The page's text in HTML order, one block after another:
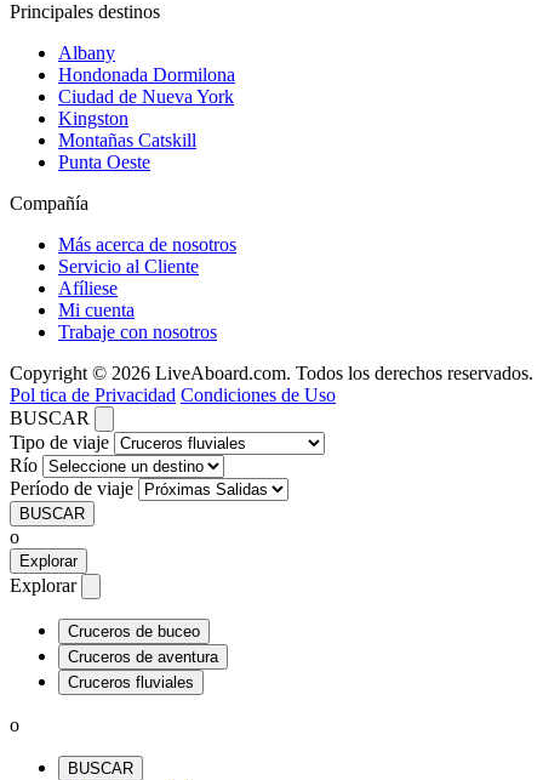
Principales destinos
Albany
Hondonada Dormilona
Ciudad de Nueva York
Kingston
Montañas Catskill
Punta Oeste
Compañía
Más acerca de nosotros
Servicio al Cliente
Afíliese
Mi cuenta
Trabaje con nosotros
Copyright © 2026 LiveAboard.com. Todos los derechos reservados.
Pol tica de Privacidad Condiciones de Uso
BUSCAR
Tipo de viaje
Río
Período de viaje
BUSCAR
o
Explorar
Explorar
Cruceros de buceo
Cruceros de aventura
Cruceros fluviales
o
BUSCAR